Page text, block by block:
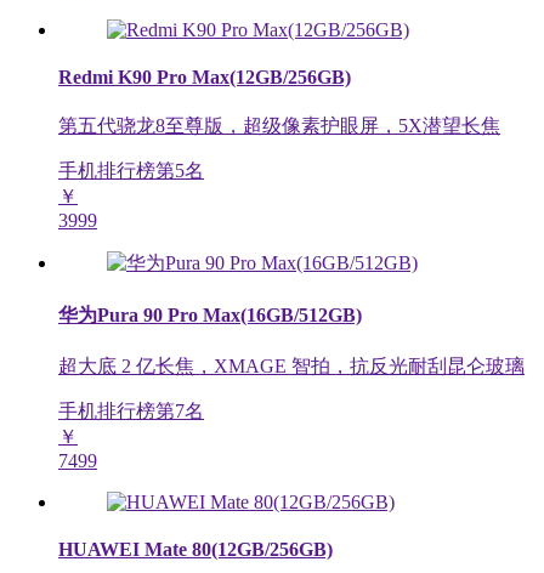
Redmi K90 Pro Max(12GB/256GB)
第五代骁龙8至尊版，超级像素护眼屏，5X潜望长焦
手机排行榜第5名
￥
3999
华为Pura 90 Pro Max(16GB/512GB)
超大底 2 亿长焦，XMAGE 智拍，抗反光耐刮昆仑玻璃
手机排行榜第7名
￥
7499
HUAWEI Mate 80(12GB/256GB)